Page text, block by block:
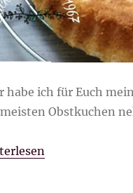
habe ich für Euch
Obstkuchen